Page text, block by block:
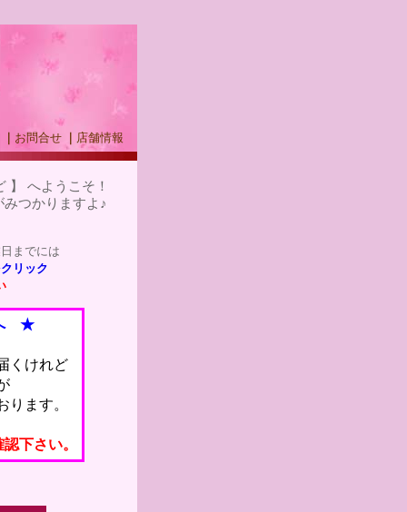
お問合せ 店舗情報
へようこそ！
つかりますよ♪
までには
リック
へ ★
くけれど
ります。
下さい。